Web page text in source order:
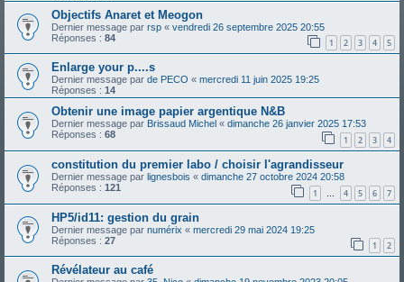
Objectifs Anaret et Meogon
Dernier message par rsp « vendredi 26 septembre 2025 20:55
Réponses : 84 1 2 3 4 5
Enlarge your p....s
Dernier message par de PECO « mercredi 11 juin 2025 19:25
Réponses : 14
Obtenir une image papier argentique N&B
Dernier message par Brissaud Michel « dimanche 26 janvier 2025 17:53
Réponses : 68 1 2 3 4
constitution du premier labo / choisir l'agrandisseur
Dernier message par lignesbois « dimanche 27 octobre 2024 20:58
Réponses : 121 1 … 4 5 6 7
HP5/id11: gestion du grain
Dernier message par numérix « mercredi 29 mai 2024 19:25
Réponses : 27 1 2
Révélateur au café